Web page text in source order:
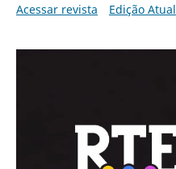
Acessar revista
Edição Atual